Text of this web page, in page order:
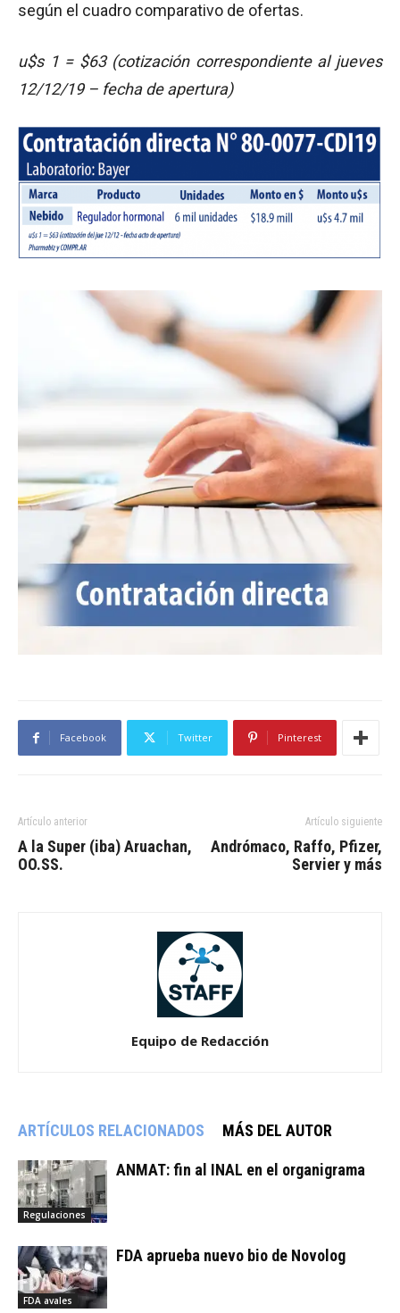
según el cuadro comparativo de ofertas.
u$s 1 = $63 (cotización correspondiente al jueves
12/12/19 – fecha de apertura)
Facebook Twitter Pinterest
Artículo anterior
A la Super (iba) Aruachan,
OO.SS.
Artículo siguiente
Andrómaco, Raffo, Pfizer,
Servier y más
Equipo de Redacción
ARTÍCULOS RELACIONADOS MÁS DEL AUTOR
Regulaciones
ANMAT: fin al INAL en el organigrama
FDA avales
FDA aprueba nuevo bio de Novolog